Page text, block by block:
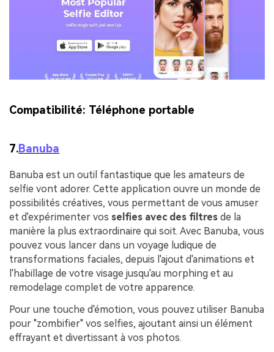
Compatibilité: Téléphone portable
7.Banuba
Banuba est un outil fantastique que les amateurs de
selfie vont adorer. Cette application ouvre un monde de
possibilités créatives, vous permettant de vous amuser
et d'expérimenter vos selfies avec des filtres de la
manière la plus extraordinaire qui soit. Avec Banuba, vous
pouvez vous lancer dans un voyage ludique de
transformations faciales, depuis l'ajout d'animations et
l'habillage de votre visage jusqu'au morphing et au
remodelage complet de votre apparence.
Pour une touche d'émotion, vous pouvez utiliser Banuba
pour "zombifier" vos selfies, ajoutant ainsi un élément
effrayant et divertissant à vos photos.